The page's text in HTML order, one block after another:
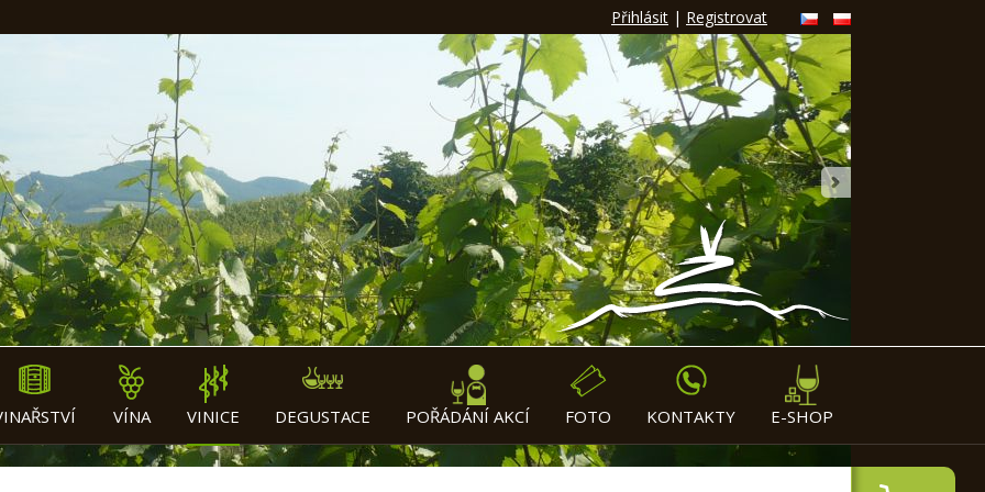
Přihlásit | Registrovat
VÍNA VINICE DEGUSTACE POŘÁDÁNÍ AKCÍ FOTO KONTAKTY E-SHOP